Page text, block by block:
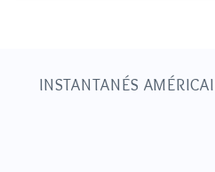
INSTANTANÉS